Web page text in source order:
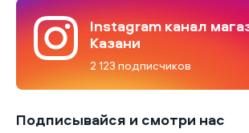
Instagram канал
Казани
2 123 подписчиков
Подписывайся и смотри нас